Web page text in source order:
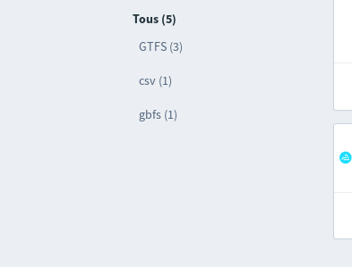
Tous (5)
GTFS (3)
csv (1)
gbfs (1)